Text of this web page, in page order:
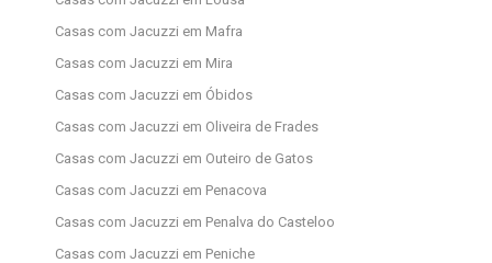
Casas com Jacuzzi em Mafra
Casas com Jacuzzi em Mira
Casas com Jacuzzi em Óbidos
Casas com Jacuzzi em Oliveira de Frades
Casas com Jacuzzi em Outeiro de Gatos
Casas com Jacuzzi em Penacova
Casas com Jacuzzi em Penalva do Casteloo
Casas com Jacuzzi em Peniche